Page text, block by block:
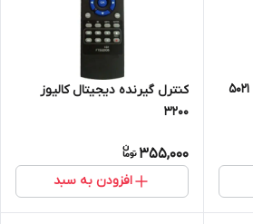
کنترل گیرنده دیجیتال کالیوز
3200
355,000
افزودن به سبد